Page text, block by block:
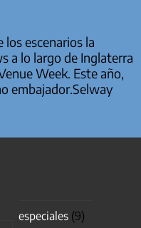
escenarios la
a lo largo de Inglaterra
Week. Este año,
embajador.Selway
especiales (9)